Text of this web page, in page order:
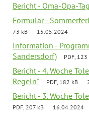
Bericht - Oma-Opa-
Formular -
73 kB
15.05.2024
Information -
Sandersdorf)
PDF, 123
Bericht - 4. Woche
Regeln"
PDF, 182 kB
Bericht - 3. Woche
PDF, 207 kB 16.04.2024